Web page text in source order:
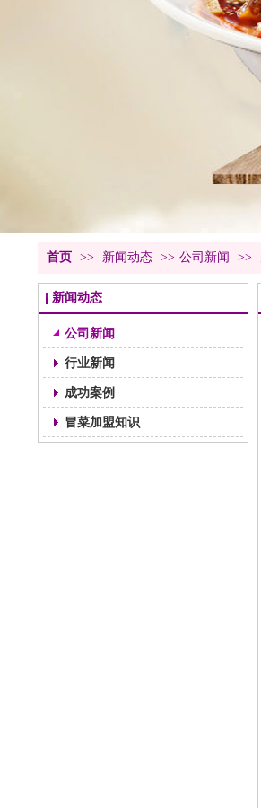
首页 >> 新闻动态 >> 公司新闻 >>
新闻动态
公司新闻
行业新闻
成功案例
冒菜加盟知识